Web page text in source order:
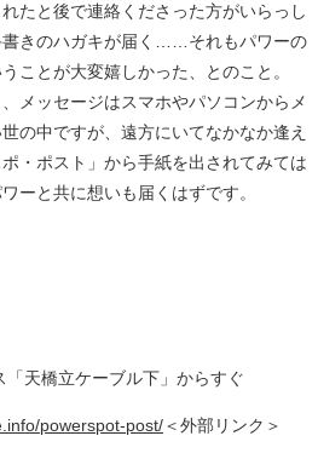
たと後で連絡くださった方がいらっし
書きのハガキが届く……それもパワーの
ことが大変嬉しかった、とのこと。
メッセージはスマホやパソコンからメ
の中ですが、遠方にいてなかなか逢え
・ポスト」から手紙を出されてみては
ーと共に想いも届くはずです。
天橋立ケーブル下」からすぐ
powerspot-post/＜外部リンク＞